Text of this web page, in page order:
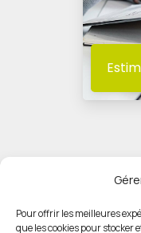
Pour offrir les meilleures
que les cookies pour